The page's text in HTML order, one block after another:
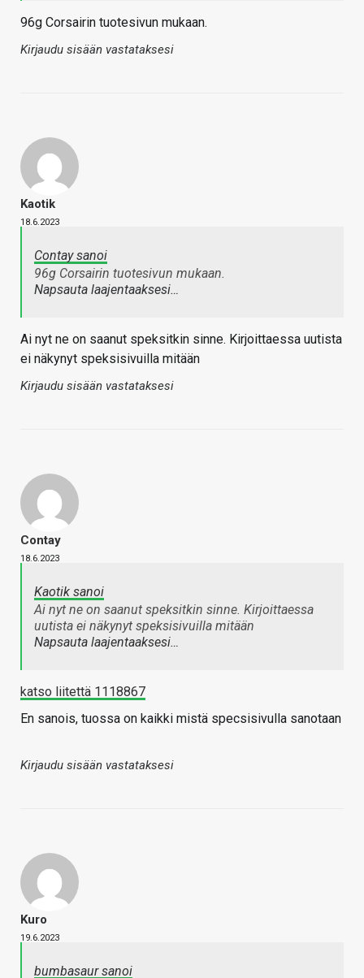
96g Corsairin tuotesivun mukaan.
Kirjaudu sisään vastataksesi
Kaotik
18.6.2023
Contay sanoi
96g Corsairin tuotesivun mukaan.
Napsauta laajentaaksesi…
Ai nyt ne on saanut speksitkin sinne. Kirjoittaessa uutista
ei näkynyt speksisivuilla mitään
Kirjaudu sisään vastataksesi
Contay
18.6.2023
Kaotik sanoi
Ai nyt ne on saanut speksitkin sinne. Kirjoittaessa
uutista ei näkynyt speksisivuilla mitään
Napsauta laajentaaksesi…
katso liitettä 1118867
En sanois, tuossa on kaikki mistä specsisivulla sanotaan
Kirjaudu sisään vastataksesi
Kuro
19.6.2023
bumbasaur sanoi